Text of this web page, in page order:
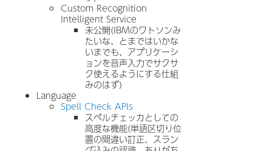
Custom Recognition
Intelligent Service
未公開(IBMのワトソンみ
たいな、とまではいかな
いまでも、アプリケーシ
ョンを音声入力でサクサ
ク使えるようにする仕組
みのはず)
Language
Spell Check APIs
スペルチェッカとしての
高度な機能(単語区切り位
置の間違い訂正、スラン